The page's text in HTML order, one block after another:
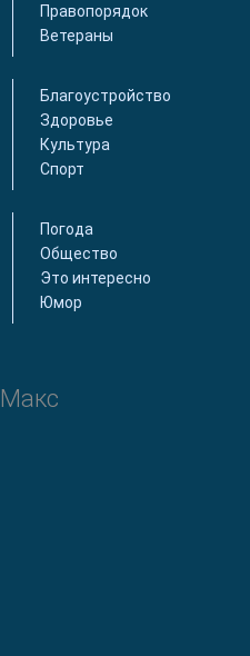
Правопорядок
Ветераны
Благоустройство
Здоровье
Культура
Спорт
Погода
Общество
Это интересно
Юмор
Макс